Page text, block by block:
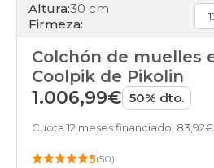
Altura:30 cm
Firmeza:
Colchón de muelles
Coolpik de Pikolin
1.006,99€ 50% dto.
Cuota 12 meses financiado: 83,92€
5(50)